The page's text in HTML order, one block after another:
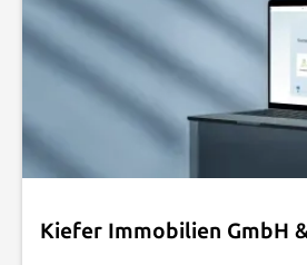
Kiefer Immobilien GmbH